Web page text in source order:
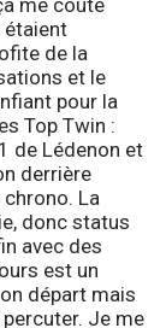
étaient
de la
et le
pour la
Top Twin :
de Lédenon et
derrière
chrono. La
donc status
avec des
est un
départ mais
Je me